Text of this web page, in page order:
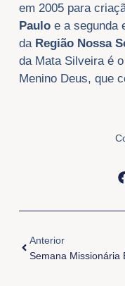
em 2005 para
Pauloe a segunda
da Região Nossa
da Mata Silveira é
Menino Deus, que
Anterior